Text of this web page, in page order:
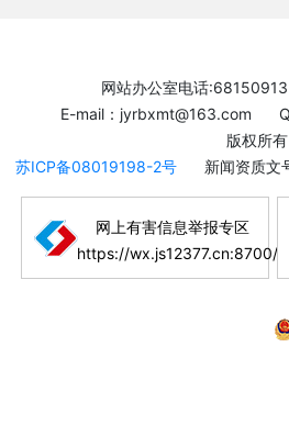
网站办公室电话:68150913
E-mail：jyrbxmt@163.com
版权所
苏ICP备08019198-2号
新闻资质
网上有害信息举报专区
https://wx.js12377.cn:8700/